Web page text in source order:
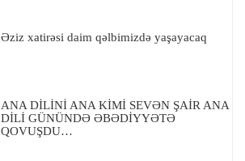
Əziz xatirəsi daim qəlbimizdə yaşayacaq
ANA DİLİNİ ANA KİMİ SEVƏN ŞAİR ANA
DİLİ GÜNÜNDƏ ƏBƏDİYYƏTƏ
QOVUŞDU…